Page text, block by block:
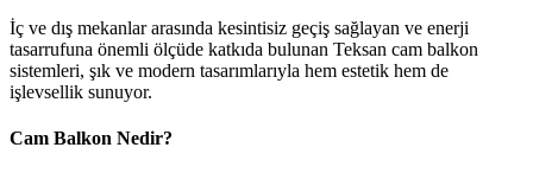
İç ve dış mekanlar arasında kesintisiz geçiş sağlayan ve enerji
tasarrufuna önemli ölçüde katkıda bulunan Teksan cam balkon
sistemleri, şık ve modern tasarımlarıyla hem estetik hem de
işlevsellik sunuyor.
Cam Balkon Nedir?